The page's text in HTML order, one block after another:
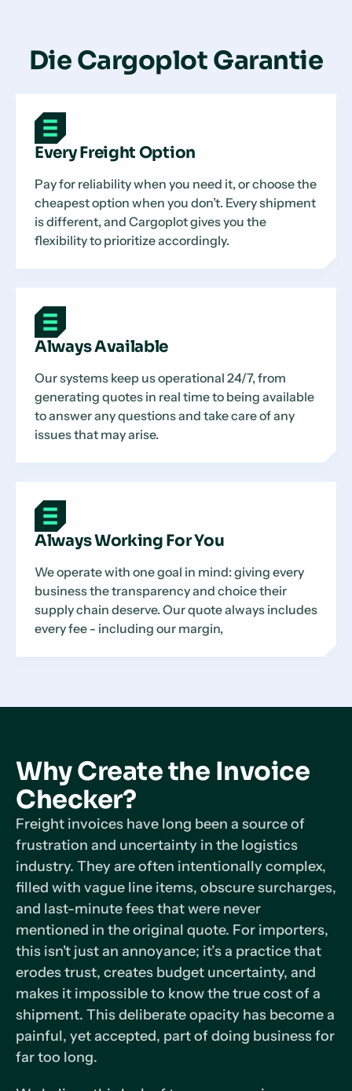
Die Cargoplot Garantie
Every Freight Option
Pay for reliability when you need it, or choose the
cheapest option when you don’t. Every shipment
is different, and Cargoplot gives you the
flexibility to prioritize accordingly.
Always Available
Our systems keep us operational 24/7, from
generating quotes in real time to being available
to answer any questions and take care of any
issues that may arise.
Always Working For You
We operate with one goal in mind: giving every
business the transparency and choice their
supply chain deserve. Our quote always includes
every fee - including our margin,
Why Create the Invoice
Checker?
Freight invoices have long been a source of
frustration and uncertainty in the logistics
industry. They are often intentionally complex,
filled with vague line items, obscure surcharges,
and last-minute fees that were never
mentioned in the original quote. For importers,
this isn't just an annoyance; it’s a practice that
erodes trust, creates budget uncertainty, and
makes it impossible to know the true cost of a
shipment. This deliberate opacity has become a
painful, yet accepted, part of doing business for
far too long.